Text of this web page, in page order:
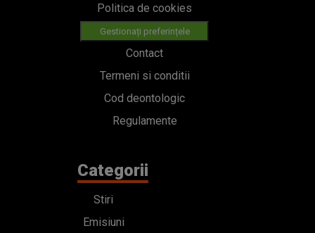
Politica de cookies
Gestionați preferințele
Contact
Termeni si conditii
Cod deontologic
Regulamente
Categorii
Stiri
Emisiuni